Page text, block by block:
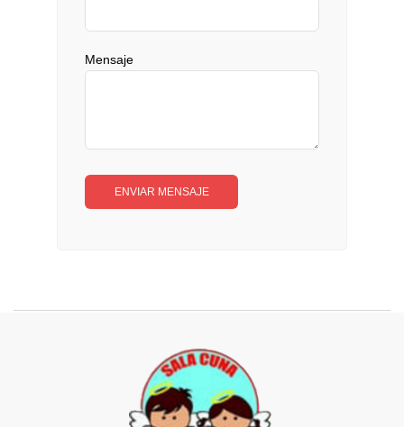
Mensaje